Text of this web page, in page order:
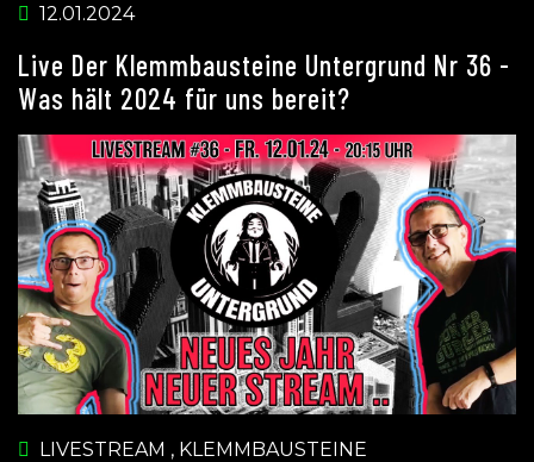
12.01.2024
Live Der Klemmbausteine Untergrund Nr 36 -
Was hält 2024 für uns bereit?
LIVESTREAM , KLEMMBAUSTEINE